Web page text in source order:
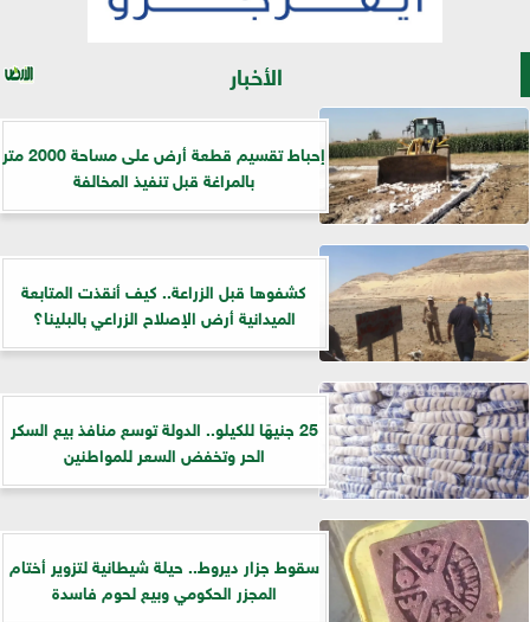
الأخبار
إحباط تقسيم قطعة أرض على مساحة 2000 متر
بالمراغة قبل تنفيذ المخالفة
كشفوها قبل الزراعة.. كيف أنقذت المتابعة
الميدانية أرض الإصلاح الزراعي بالبلينا؟
25 جنيهًا للكيلو.. الدولة توسع منافذ بيع السكر
الحر وتخفض السعر للمواطنين
سقوط جزار ديروط.. حيلة شيطانية لتزوير أختام
المجزر الحكومي وبيع لحوم فاسدة